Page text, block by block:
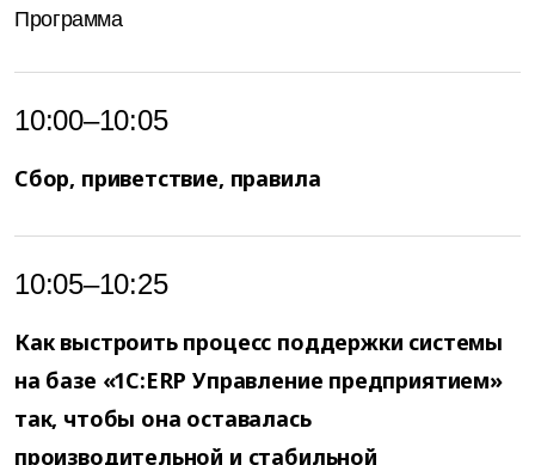
Программа
10:00–10:05
Сбор, приветствие, правила
10:05–10:25
Как выстроить процесс поддержки системы
на базе «1С:ERP Управление предприятием»
так, чтобы она оставалась
производительной и стабильной